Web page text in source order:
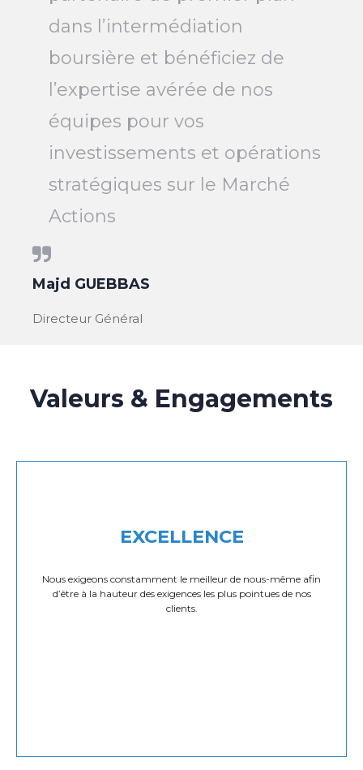
dans l’intermédiation
boursière et bénéficiez de
l’expertise avérée de nos
équipes pour vos
investissements et opérations
stratégiques sur le Marché
Actions
Majd GUEBBAS
Directeur Général
Valeurs & Engagements
EXCELLENCE
Nous exigeons constamment le meilleur de nous-même afin
d’être à la hauteur des exigences les plus pointues de nos
clients.